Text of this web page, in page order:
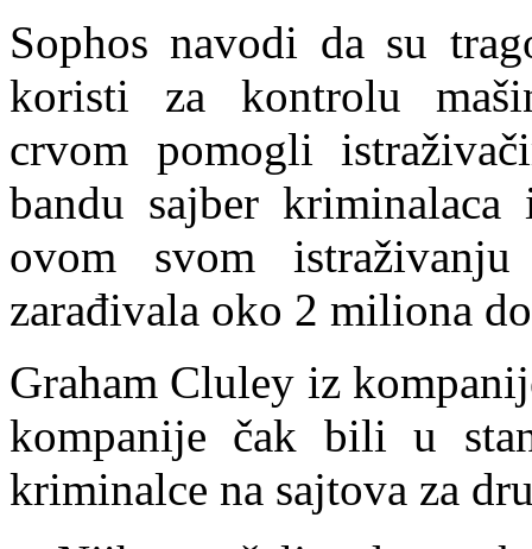
Sophos navodi da su
koristi za kontrolu
crvom pomogli
bandu sajber
ovom svom
zarađivala oko 2 miliona
Graham Cluley iz
kompanije čak bili u
kriminalce na sajtova za